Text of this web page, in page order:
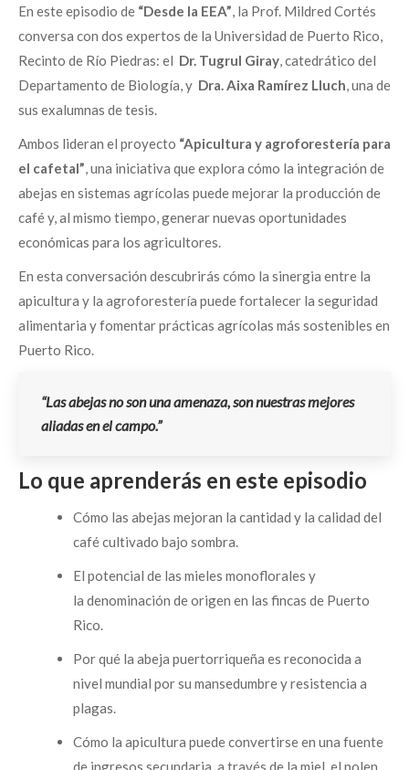
En este episodio de “Desde la EEA” , la Prof. Mildred Cortés
conversa con dos expertos de la Universidad de Puerto Rico,
Recinto de Río Piedras: el Dr. Tugrul Giray , catedrático del
Departamento de Biología, y Dra. Aixa Ramírez Lluch , una de
sus exalumnas de tesis.
Ambos lideran el proyecto “Apicultura y agroforestería para
el cafetal” , una iniciativa que explora cómo la integración de
abejas en sistemas agrícolas puede mejorar la producción de
café y, al mismo tiempo, generar nuevas oportunidades
económicas para los agricultores.
En esta conversación descubrirás cómo la sinergia entre la
apicultura y la agroforestería puede fortalecer la seguridad
alimentaria y fomentar prácticas agrícolas más sostenibles en
Puerto Rico.
“Las abejas no son una amenaza, son nuestras mejores
aliadas en el campo.”
Lo que aprenderás en este episodio
Cómo las abejas mejoran la cantidad y la calidad del
café cultivado bajo sombra.
El potencial de las mieles monoflorales y
la denominación de origen en las fincas de Puerto
Rico.
Por qué la abeja puertorriqueña es reconocida a
nivel mundial por su mansedumbre y resistencia a
plagas.
Cómo la apicultura puede convertirse en una fuente
de ingresos secundaria, a través de la miel, el polen,